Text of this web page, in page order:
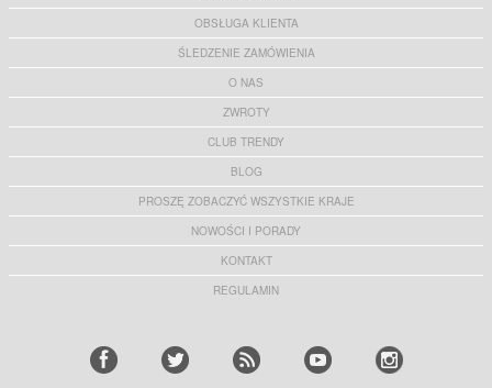
OBSŁUGA KLIENTA
ŚLEDZENIE ZAMÓWIENIA
O NAS
ZWROTY
CLUB TRENDY
BLOG
PROSZĘ ZOBACZYĆ WSZYSTKIE KRAJE
NOWOŚCI I PORADY
KONTAKT
REGULAMIN